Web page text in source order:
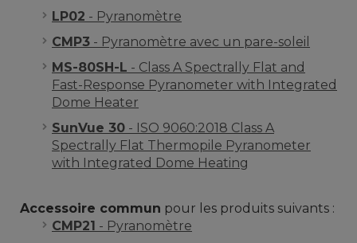
LP02 - Pyranomètre
CMP3 - Pyranomètre avec un pare-soleil
MS-80SH-L - Class A Spectrally Flat and
Fast-Response Pyranometer with Integrated
Dome Heater
SunVue 30 - ISO 9060:2018 Class A
Spectrally Flat Thermopile Pyranometer
with Integrated Dome Heating
Accessoire commun pour les produits suivants :
CMP21 - Pyranomètre